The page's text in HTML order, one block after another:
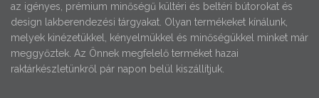
az igényes, prémium minőségű kültéri és beltéri bútorokat és
design lakberendezési tárgyakat. Olyan termékeket kínálunk,
melyek kinézetükkel, kényelmükkel és minőségükkel minket már
meggyőztek. Az Önnek megfelelő terméket hazai
raktárkészletünkről pár napon belül kiszállítjuk.